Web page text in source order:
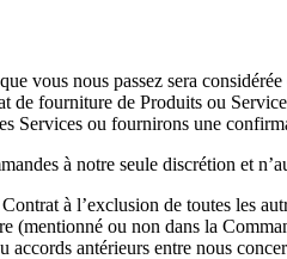
vous nous passez sera
de fourniture de Produits ou
Services ou fournirons une
à notre seule discrétion et
à l’exclusion de toutes les
(mentionné ou non dans la
accords antérieurs entre nous